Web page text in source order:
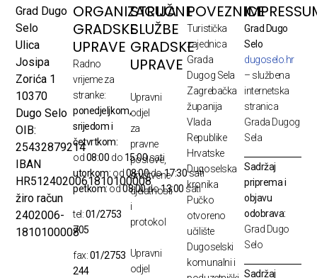
Grad Dugo
Selo
Ulica
Josipa
Zorića 1
10370
Dugo Selo
OIB:
25432879214
IBAN
HR5124020061810100008
žiro račun
2402006-
1810100008
ORGANIZACIJA
GRADSKE
UPRAVE
Radno
vrijeme za
stranke:
ponedjeljkom,
srijedom i
četvrtkom:
od08:00 do 15:00sati
utorkom: od08:00do17:30sati
petkom:od08:00do13:00 sati
tel:01/2753
705
fax:01/2753
244
STRUČNE
SLUŽBE
GRADSKE
UPRAVE
Upravni
odjel
za
pravne
poslove,
društvene
djelatnosti
i
protokol
Upravni
odjel
POVEZNICE
Turistička
zajednica
Grada
Dugog Sela
Zagrebačka
županija
Vlada
Republike
Hrvatske
Dugoselska
kronika
Pučko
otvoreno
učilište
Dugoselski
komunalni i
Grad Dugo
Selo
dugoselo.hr
– službena
internetska
stranica
Grada Dugog
Sela
Sadržaj
priprema i
objavu
odobrava:
Grad Dugo
Selo
Sadržaj